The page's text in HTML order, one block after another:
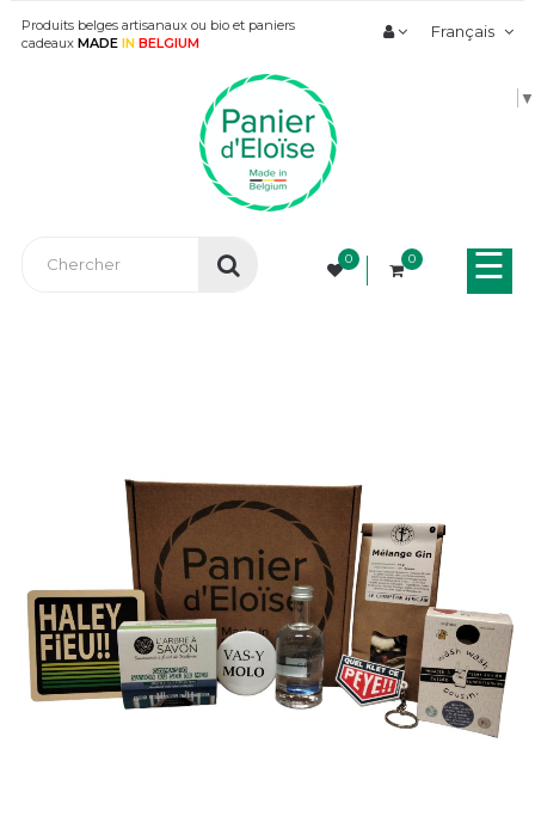
Produits belges artisanaux ou bio et paniers
cadeaux MADE IN BELGIUM
Français
▼
0 0
la
☰